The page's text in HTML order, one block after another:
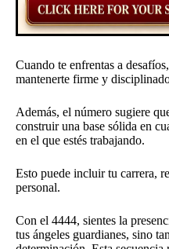
Cuando te enfrentas a
mantenerte firme y
Además, el número sugiere
construir una base sólida en
en el que estés trabajando.
Esto puede incluir tu carrera,
personal.
Con el 4444, sientes la
tus ángeles guardianes, sino